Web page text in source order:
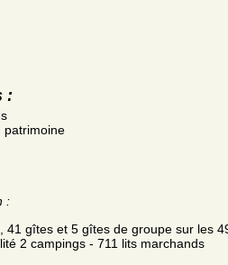
:
patrimoine
:
41 gîtes et 5 gîtes de groupe sur les
2 campings - 711 lits marchands